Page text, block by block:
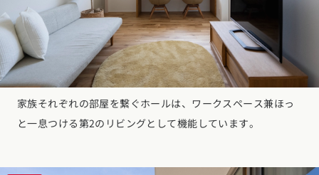
家族それぞれの部屋を繋ぐホールは、ワークスペース兼ほっ
と一息つける第2のリビングとして機能しています。